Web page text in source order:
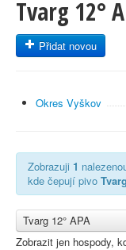
Tvarg 12°
Přidat novou
Okres Vyškov
Zobrazuji 1
kde čepují pivo
Tvarg 12° APA
Zobrazit jen hospody,